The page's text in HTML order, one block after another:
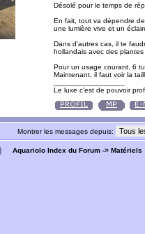
Désolé pour le temps de
En fait, tout va dépendre
une lumière vive et un
Dans d'autres cas, il te
hollandais avec des
Pour un usage courant. 6
Maintenant, il faut voir la
Le luxe c'est de pouvoir
Montrer les messages depuis:
Aquariolo Index du Forum -> Matériels